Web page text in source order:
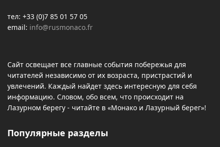
тел: +33 (0)7 85 01 57 05
email: info@rusmonaco.fr
Сайт освещает все главные события побережья для
читателей независимо от их возраста, пристрастий и
увлечений. Каждый найдет здесь интересную для себя
информацию. Словом, обо всем, что происходит на
Лазурном берегу - читайте в «Монако и Лазурный берег»!
Популярные разделы